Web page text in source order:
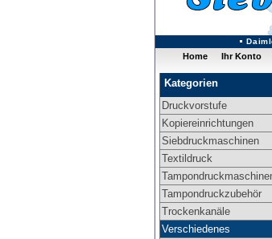
Home Ihr Konto
Kategorien
Druckvorstufe
Kopiereinrichtungen
Siebdruckmaschinen
Textildruck
Tampondruckzubehör
Trockenkanäle
Verschiedenes